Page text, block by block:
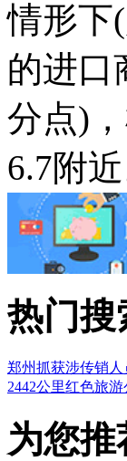
情形下
的进口
分点)
6.7附近
热门搜
郑州抓获涉传销人
2442公里红色旅游
为您推